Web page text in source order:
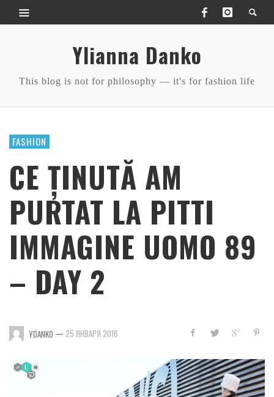
Ylianna Danko
This blog is not for philosophy — it's for fashion life
FASHION
CE ȚINUTĂ AM
PURTAT LA PITTI
IMMAGINE UOMO 89
– DAY 2
YDANKO — 25 ЯНВАРЯ 2016